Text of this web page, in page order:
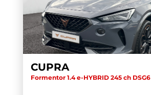
CUPRA
Formentor 1.4 e-HYBRID 245 ch DSG6